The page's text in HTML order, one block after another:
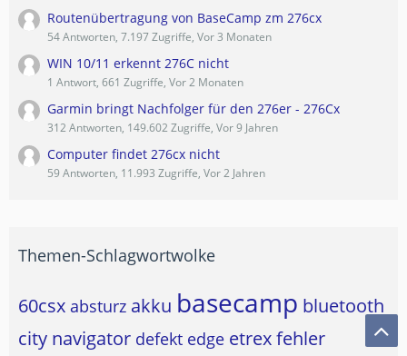
Routenübertragung von BaseCamp zm 276cx
54 Antworten, 7.197 Zugriffe, Vor 3 Monaten
WIN 10/11 erkennt 276C nicht
1 Antwort, 661 Zugriffe, Vor 2 Monaten
Garmin bringt Nachfolger für den 276er - 276Cx
312 Antworten, 149.602 Zugriffe, Vor 9 Jahren
Computer findet 276cx nicht
59 Antworten, 11.993 Zugriffe, Vor 2 Jahren
Themen-Schlagwortwolke
60csx absturz akku basecamp bluetooth
city navigator defekt edge etrexfehler